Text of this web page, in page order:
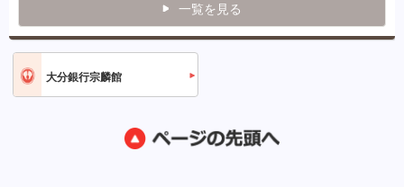
一覧を見る
大分銀行宗麟館